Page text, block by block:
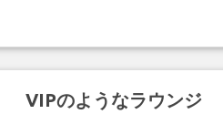
VIPのようなラウンジ